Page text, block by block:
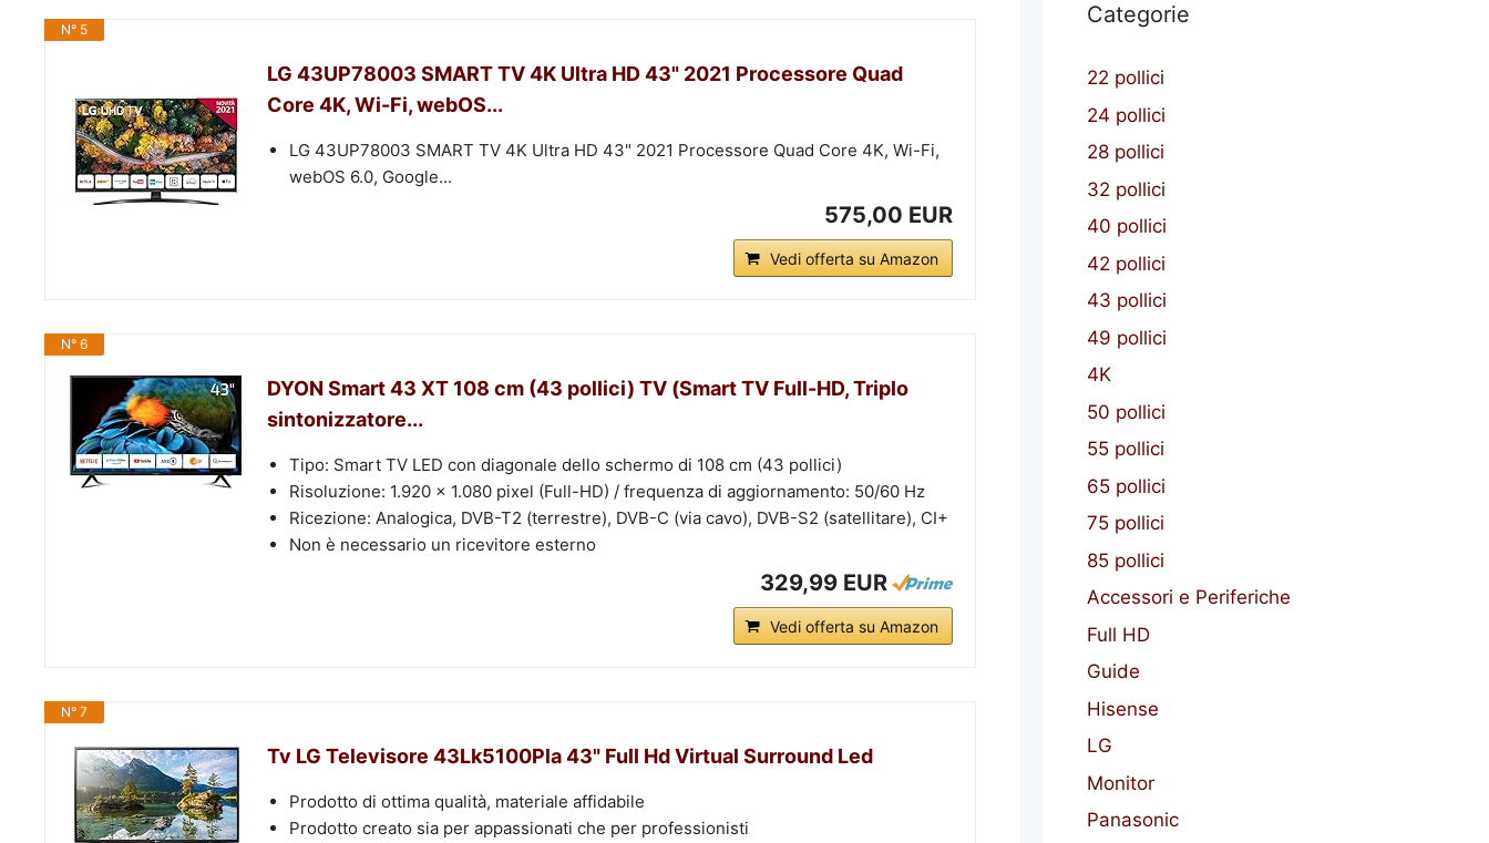
N° 5
LG 43UP78003 SMART TV 4K Ultra HD 43" 2021 Processore Quad
Core 4K, Wi-Fi, webOS...
LG 43UP78003 SMART TV 4K Ultra HD 43" 2021 Processore Quad Core 4K, Wi-Fi,
webOS 6.0, Google...
575,00 EUR
Vedi offerta su Amazon
N° 6
DYON Smart 43 XT 108 cm (43 pollici) TV (Smart TV Full-HD, Triplo
sintonizzatore...
Tipo: Smart TV LED con diagonale dello schermo di 108 cm (43 pollici)
Risoluzione: 1.920 x 1.080 pixel (Full-HD) / frequenza di aggiornamento: 50/60 Hz
Ricezione: Analogica, DVB-T2 (terrestre), DVB-C (via cavo), DVB-S2 (satellitare), CI+
Non è necessario un ricevitore esterno
329,99 EUR
Vedi offerta su Amazon
N° 7
Tv LG Televisore 43Lk5100Pla 43" Full Hd Virtual Surround Led
Prodotto di ottima qualità, materiale affidabile
Prodotto creato sia per appassionati che per professionisti
Categorie
22 pollici
24 pollici
28 pollici
32 pollici
40 pollici
42 pollici
43 pollici
49 pollici
4K
50 pollici
55 pollici
65 pollici
75 pollici
85 pollici
Accessori e Periferiche
Full HD
Guide
Hisense
LG
Monitor
Panasonic